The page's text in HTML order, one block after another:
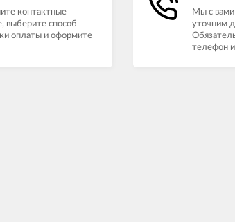
контактные
выберите способ
оплаты и оформите
Мы с вами
уточним
телефон